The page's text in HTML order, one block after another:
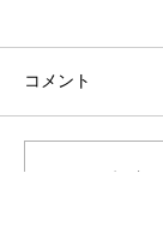
「お風呂
コメント